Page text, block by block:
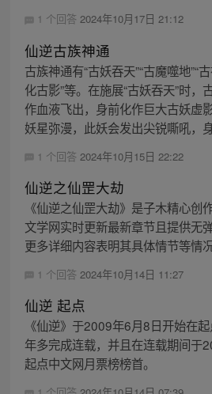
1 个回答 2024年10月17日 21:12
仙逆古族神通
古族神通有“古妖吞天”“古魔噬地”“
化古影”等。在施展“古妖吞天”时，
作血液飞出，身前化作巨大古妖虚
妖星弥漫，此妖会发出尖锐嘶吼，
1 个回答 2024年10月15日 22:22
仙逆之仙罡大劫
《仙逆之仙罡大劫》是子木精心创
文学网实时更新最新章节且提供无
更多详细内容表明其具体情节等情况
1 个回答 2024年10月14日 11:27
仙逆 起点
《仙逆》于2009年6月8日开始在
年多完成连载，并且在连载期间于
起点中文网月票榜榜首。